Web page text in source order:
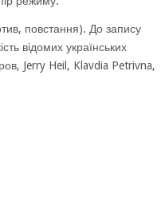
повстання). До запису
відомих українських
Jerry Heil, Klavdia Petrivna,